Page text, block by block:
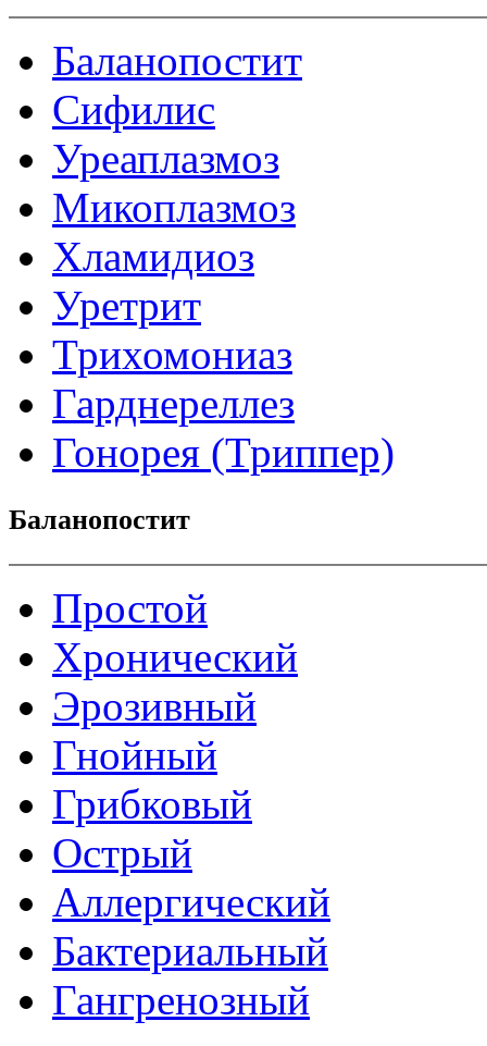
Баланопостит
Сифилис
Уреаплазмоз
Микоплазмоз
Хламидиоз
Уретрит
Трихомониаз
Гарднереллез
Гонорея (Триппер)
Баланопостит
Простой
Хронический
Эрозивный
Гнойный
Грибковый
Острый
Аллергический
Бактериальный
Гангренозный